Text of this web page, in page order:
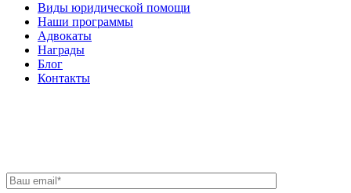
Виды юридической помощи
Наши программы
Адвокаты
Награды
Блог
Контакты